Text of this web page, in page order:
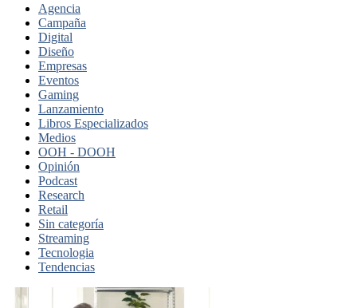
Agencia
Campaña
Digital
Diseño
Empresas
Eventos
Gaming
Lanzamiento
Libros Especializados
Medios
OOH - DOOH
Opinión
Podcast
Research
Retail
Sin categoría
Streaming
Tecnologia
Tendencias